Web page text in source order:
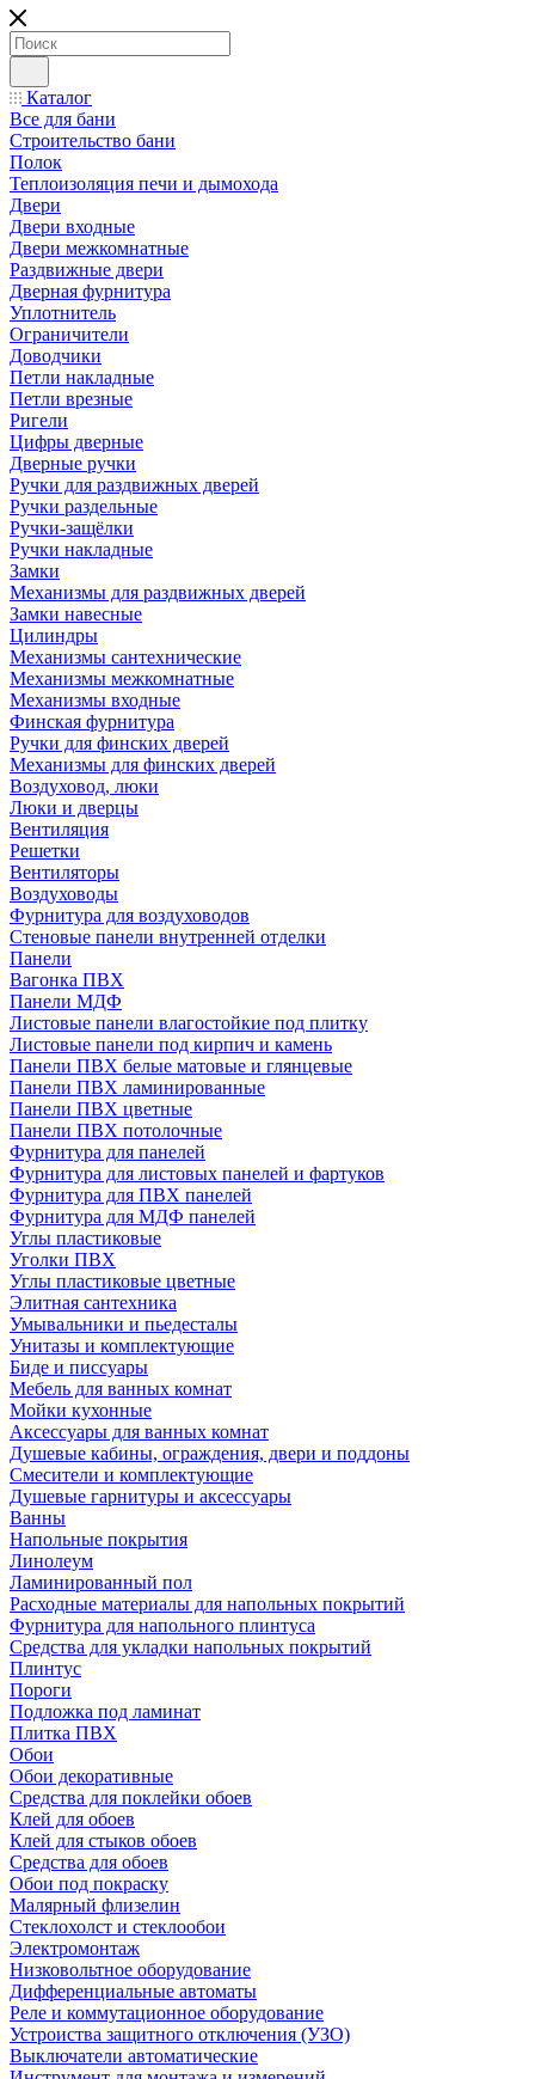
Каталог
Все для бани
Строительство бани
Полок
Теплоизоляция печи и дымохода
Двери
Двери входные
Двери межкомнатные
Раздвижные двери
Дверная фурнитура
Уплотнитель
Ограничители
Доводчики
Петли накладные
Петли врезные
Ригели
Цифры дверные
Дверные ручки
Ручки для раздвижных дверей
Ручки раздельные
Ручки-защёлки
Ручки накладные
Замки
Механизмы для раздвижных дверей
Замки навесные
Цилиндры
Механизмы сантехнические
Механизмы межкомнатные
Механизмы входные
Финская фурнитура
Ручки для финских дверей
Механизмы для финских дверей
Воздуховод, люки
Люки и дверцы
Вентиляция
Решетки
Вентиляторы
Воздуховоды
Фурнитура для воздуховодов
Стеновые панели внутренней отделки
Панели
Вагонка ПВХ
Панели МДФ
Листовые панели влагостойкие под плитку
Листовые панели под кирпич и камень
Панели ПВХ белые матовые и глянцевые
Панели ПВХ ламинированные
Панели ПВХ цветные
Панели ПВХ потолочные
Фурнитура для панелей
Фурнитура для листовых панелей и фартуков
Фурнитура для ПВХ панелей
Фурнитура для МДФ панелей
Углы пластиковые
Уголки ПВХ
Углы пластиковые цветные
Элитная сантехника
Умывальники и пьедесталы
Унитазы и комплектующие
Биде и писсуары
Мебель для ванных комнат
Мойки кухонные
Аксессуары для ванных комнат
Душевые кабины, ограждения, двери и поддоны
Смесители и комплектующие
Душевые гарнитуры и аксессуары
Ванны
Напольные покрытия
Линолеум
Ламинированный пол
Расходные материалы для напольных покрытий
Фурнитура для напольного плинтуса
Средства для укладки напольных покрытий
Плинтус
Пороги
Подложка под ламинат
Плитка ПВХ
Обои
Обои декоративные
Средства для поклейки обоев
Клей для обоев
Клей для стыков обоев
Средства для обоев
Обои под покраску
Малярный флизелин
Стеклохолст и стеклообои
Электромонтаж
Низковольтное оборудование
Дифференциальные автоматы
Реле и коммутационное оборудование
Устроиства защитного отключения (УЗО)
Выключатели автоматические